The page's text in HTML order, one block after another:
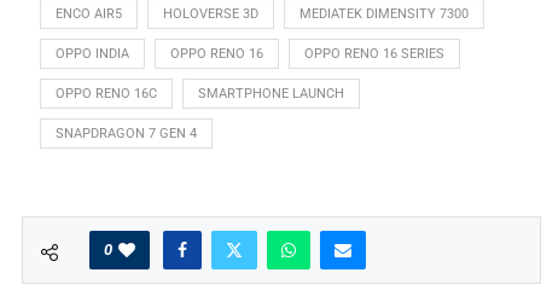
ENCO AIR5 HOLOVERSE 3D MEDIATEK DIMENSITY 7300
OPPO INDIA OPPO RENO 16 OPPO RENO 16 SERIES
OPPO RENO 16C SMARTPHONE LAUNCH
SNAPDRAGON 7 GEN 4
0